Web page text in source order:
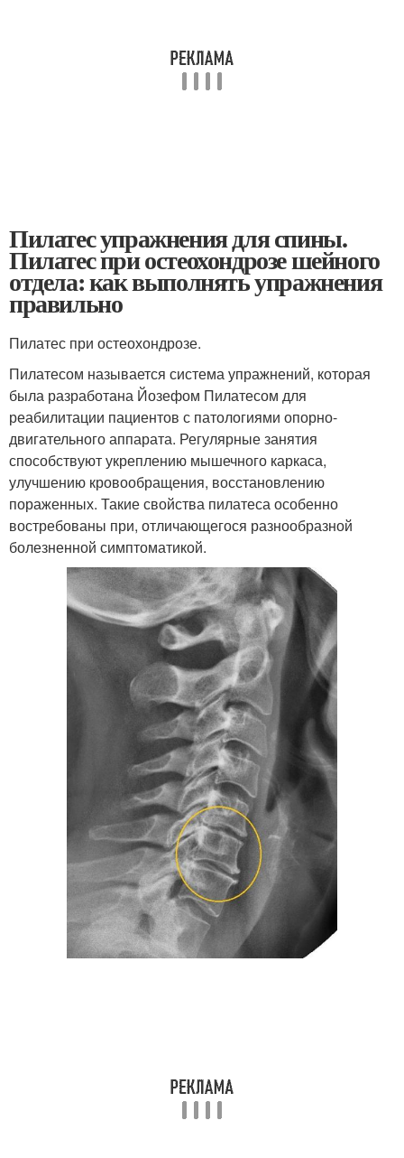
Пилатес упражнения для спины.
Пилатес при остеохондрозе шейного
отдела: как выполнять упражнения
правильно
Пилатес при остеохондрозе.
Пилатесом называется система упражнений, которая
была разработана Йозефом Пилатесом для
реабилитации пациентов с патологиями опорно-
двигательного аппарата. Регулярные занятия
способствуют укреплению мышечного каркаса,
улучшению кровообращения, восстановлению
пораженных. Такие свойства пилатеса особенно
востребованы при, отличающегося разнообразной
болезненной симптоматикой.